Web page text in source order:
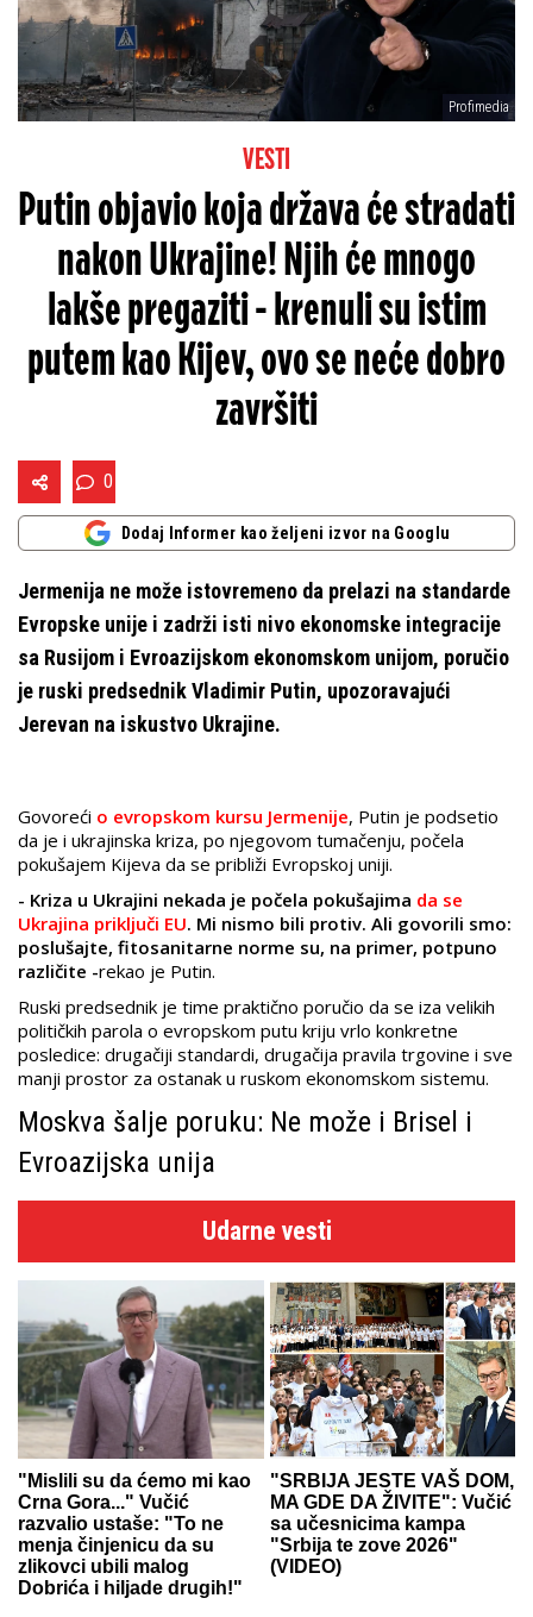
Profimedia
VESTI
Putin objavio koja država će stradati
nakon Ukrajine! Njih će mnogo
lakše pregaziti - krenuli su istim
putem kao Kijev, ovo se neće dobro
završiti
0
Dodaj Informer kao željeni izvor na Googlu
Jermenija ne može istovremeno da prelazi na standarde
Evropske unije i zadrži isti nivo ekonomske integracije
sa Rusijom i Evroazijskom ekonomskom unijom, poručio
je ruski predsednik Vladimir Putin, upozoravajući
Jerevan na iskustvo Ukrajine.
Govoreći o evropskom kursu Jermenije, Putin je podsetio
da je i ukrajinska kriza, po njegovom tumačenju, počela
pokušajem Kijeva da se približi Evropskoj uniji.
- Kriza u Ukrajini nekada je počela pokušajima da se
Ukrajina priključi EU. Mi nismo bili protiv. Ali govorili smo:
poslušajte, fitosanitarne norme su, na primer, potpuno
različite -rekao je Putin.
Ruski predsednik je time praktično poručio da se iza velikih
političkih parola o evropskom putu kriju vrlo konkretne
posledice: drugačiji standardi, drugačija pravila trgovine i sve
manji prostor za ostanak u ruskom ekonomskom sistemu.
Moskva šalje poruku: Ne može i Brisel i
Evroazijska unija
Udarne vesti
"Mislili su da ćemo mi kao
Crna Gora..." Vučić
razvalio ustaše: "To ne
menja činjenicu da su
zlikovci ubili malog
Dobrića i hiljade drugih!"
"SRBIJA JESTE VAŠ DOM,
MA GDE DA ŽIVITE": Vučić
sa učesnicima kampa
"Srbija te zove 2026"
(VIDEO)